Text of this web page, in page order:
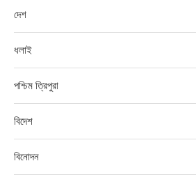
দেশ
ধলাই
পশ্চিম ত্রিপুরা
বিদেশ
বিনোদন